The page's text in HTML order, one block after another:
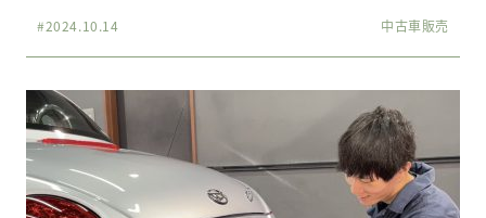
#2024.10.14 中古車販売